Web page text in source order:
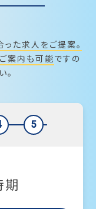
った求人をご提案。
案内も可能ですの
。
5
期